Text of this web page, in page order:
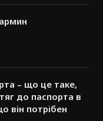
– що це таке,
до паспорта в
він потрібен